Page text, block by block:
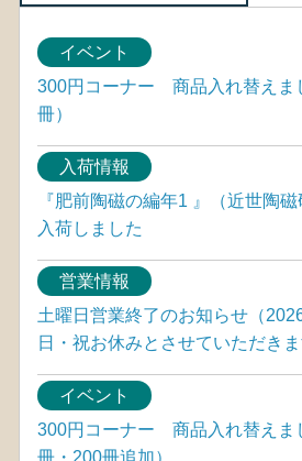
イベント
300円コーナー 商品入れ替えま
冊）
入荷情報
『肥前陶磁の編年1 』（近世陶
入荷しました
営業情報
土曜日営業終了のお知らせ（
日・祝お休みとさせていただきま
イベント
300円コーナー 商品入れ替えま